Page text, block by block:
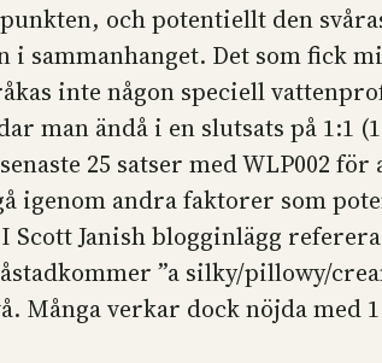
och potentiellt den
sammanhanget. Det som fick
inte någon speciell
man ändå i en slutsats på 1:1
25 satser med WLP002
andra faktorer som
Scott Janish blogginlägg
”a silky/pillowy/
verkar dock nöjda med